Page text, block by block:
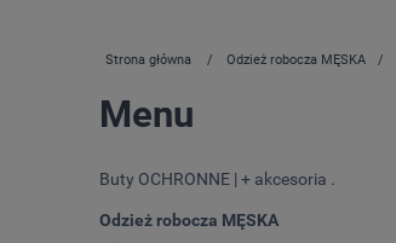
Strona główna Odzież robocza MĘSKA
Menu
Buty OCHRONNE | + akcesoria .
Odzież robocza MĘSKA